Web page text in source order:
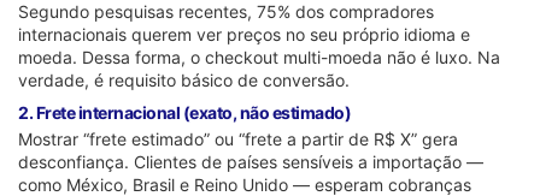
Segundo pesquisas recentes, 75% dos compradores
internacionais querem ver preços no seu próprio idioma e
moeda. Dessa forma, o checkout multi-moeda não é luxo. Na
verdade, é requisito básico de conversão.
2. Frete internacional (exato, não estimado)
Mostrar “frete estimado” ou “frete a partir de R$ X” gera
desconfiança. Clientes de países sensíveis a importação —
como México, Brasil e Reino Unido — esperam cobranças